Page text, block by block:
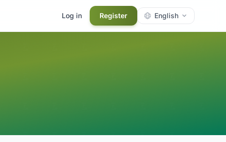
Log in Register English